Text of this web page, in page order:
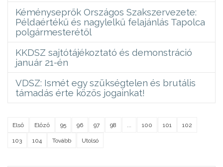
Kéményseprők Országos Szakszervezete:
Példaértékű és nagylelkű felajánlás Tapolca
polgármesterétől
KKDSZ sajtótájékoztató és demonstráció
január 21-én
VDSZ: Ismét egy szükségtelen és brutális
támadás érte közös jogainkat!
Első Előző 95 96 97 98 ... 100 101 102
103 104 Tovább Utolsó